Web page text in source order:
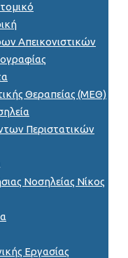
Απεικονιστικών
Θεραπείας (ΜΕΘ)
Περιστατικών
Νοσηλείας Νίκος
Εργασίας